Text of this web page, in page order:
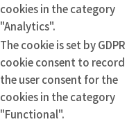
cookies in the category
"Analytics".
The cookie is set by GDPR
cookie consent to record
the user consent for the
cookies in the category
"Functional".